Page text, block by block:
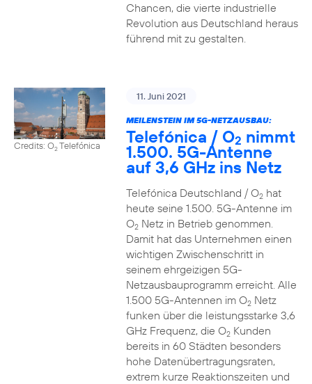
Chancen, die vierte industrielle
Revolution aus Deutschland heraus
führend mit zu gestalten.
Credits: O2Telefónica
11. Juni 2021
MEILENSTEIN IM 5G-NETZAUSBAU:
Telefónica / O2 nimmt
1.500. 5G-Antenne
auf 3,6 GHz ins Netz
Telefónica Deutschland / O2hat
heute seine 1.500. 5G-Antenne im
O2Netz in Betrieb genommen.
Damit hat das Unternehmen einen
wichtigen Zwischenschritt in
seinem ehrgeizigen 5G-
Netzausbauprogramm erreicht. Alle
1.500 5G-Antennen im O2Netz
funken über die leistungsstarke 3,6
GHz Frequenz, die O2Kunden
bereits in 60 Städten besonders
hohe Datenübertragungsraten,
extrem kurze Reaktionszeiten und